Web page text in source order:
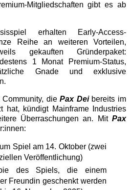
Mitgliedschaften gibt es ab
erhalten Early-Access-
Reihe an weiteren Vorteilen,
gekauften Gründerpaket:
1 Monat Premium-Status,
Gnade und exklusive
Community, diePax Deibereits im
hat, kündigt Mainframe Industries
Überraschungen an. Mit Pax
Spiel am 14. Oktober (zwei
Veröffentlichung)
des Spiels, die einem
Freundin geschenkt werden